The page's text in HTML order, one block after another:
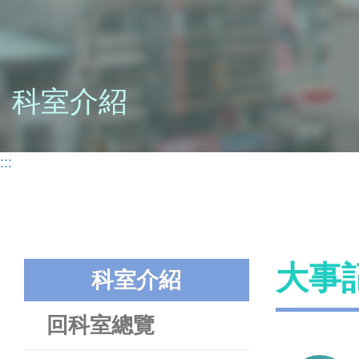
科室介紹
:::
科室介紹
回科室總覽
大事